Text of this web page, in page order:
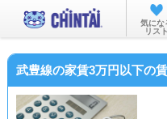
お
気にな
リスト
武豊線の家賃3万円以下の